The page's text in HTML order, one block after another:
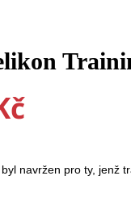
navržen pro ty, jenž